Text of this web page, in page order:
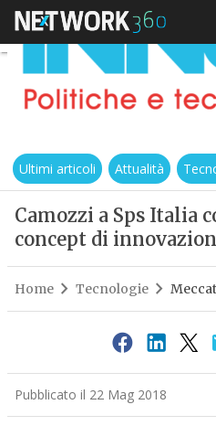
Ultimi articoli Attualità
Camozzi a Sps Italia
concept di
Home Tecnologie
Pubblicato il 22 Mag 2018